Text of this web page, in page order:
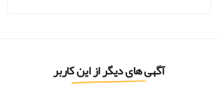
آگهی های دیگر از این کاربر